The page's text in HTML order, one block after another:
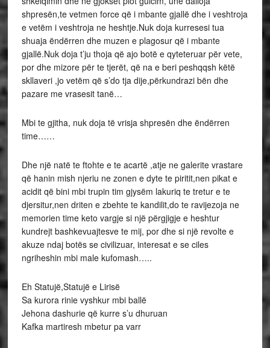
shpresën,te vetmen force që i mbante gjallë dhe i veshtroja
e vetëm i veshtroja ne heshtje.Nuk doja kurresesi tua
shuaja ëndërren dhe muzen e plagosur që i mbante
gjallë.Nuk doja t’ju thoja që ajo botë e qyteteruar për vete,
por dhe mizore për te tjerët, që na e beri peshqqsh këtë
skllaveri ,jo vetëm që s’do tja dije,përkundrazi bën dhe
pazare me vrasesit tanë…
Mbi te gjitha, nuk doja të vrisja shpresën dhe ëndërren
time……
Dhe një natë te ftohte e te acartë ,atje ne galerite vrastare
që hanin mish njeriu ne zonen e dyte te piritit,nen pikat e
acidit që bini mbi trupin tim gjysëm lakuriq te tretur e te
djersitur,nen driten e zbehte te kandilit,do te ravijezoja ne
memorien time keto vargje si një përgjigje e heshtur
kundrejt bashkevuajtesve te mij, por dhe si një revolte e
akuze ndaj botës se civilizuar, interesat e se ciles
ngriheshin mbi male kufomash…..
Eh Statujë,Statujë e Lirisë
Sa kurora rinie vyshkur mbi ballë
Jehona dashurie që kurre s’u dhuruan
Kafka martiresh mbetur pa varr